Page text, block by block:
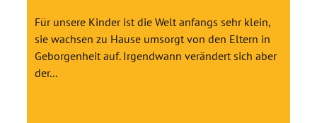
Für unsere Kinder ist die Welt anfangs sehr klein,
sie wachsen zu Hause umsorgt von den Eltern in
Geborgenheit auf. Irgendwann verändert sich aber
der...